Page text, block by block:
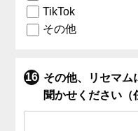
TikTok
その他
その他、リセマム
聞かせください（